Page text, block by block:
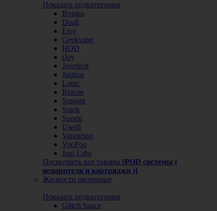
Показать подкатегории
Brusko
Duall
Ejoy
Geekvape
HQD
iJoy
Joyetech
Justfog
Logic
Rincoe
Smoant
Smok
Suorin
Uwell
Vaporesso
VooPoo
Juul Labs
Посмотреть все товары [POD системы (
испарители и картриджи )]
Жидкости щелочные
Показать подкатегории
Glitch Sauce